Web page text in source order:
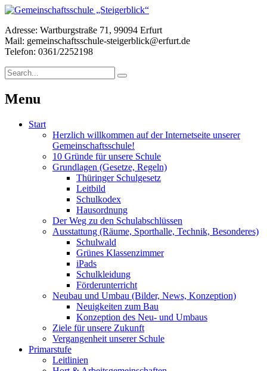
Adresse: Wartburgstraße 71, 99094 Erfurt
Mail: gemeinschaftsschule-steigerblick@erfurt.de
Telefon: 0361/2252198
Menu
Start
Herzlich willkommen auf der Internetseite unserer
Gemeinschaftsschule!
10 Gründe für unsere Schule
Grundlagen (Gesetze, Regeln)
Thüringer Schulgesetz
Leitbild
Schulkodex
Hausordnung
Der Weg zu den Schulabschlüssen
Ausstattung (Räume, Sporthalle, Technik, Besonderes)
Schulwald
Grünes Klassenzimmer
iPads
Schulkleidung
Förderunterricht
Neubau und Umbau (Bilder, News, Konzeption)
Neuigkeiten zum Bau
Konzeption des Neu- und Umbaus
Ziele für unsere Zukunft
Vergangenheit unserer Schule
Primarstufe
Leitlinien